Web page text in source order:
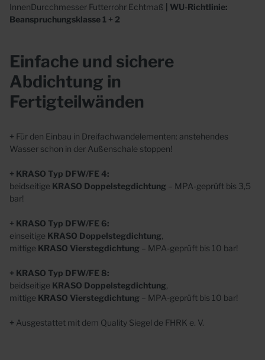
InnenDurcchmesser Futterrohr Echtmaß
| WU-Richtlinie:
Beanspruchungsklasse 1 + 2
Einfache und sichere
Abdichtung in
Fertigteilwänden
+ Für den Einbau in Dreifachwandelementen: anstehendes
Wasser schon in der Außenschale stoppen!
+ KRASO Typ DFW/FE 4:
beidseitige KRASO Doppelstegdichtung – MPA-geprüft bis 3,5
bar!
+ KRASO Typ DFW/FE 6:
einseitige KRASO Doppelstegdichtung,
mittige KRASO Vierstegdichtung – MPA-geprüft bis 10 bar!
+ KRASO Typ DFW/FE 8:
beidseitige KRASO Doppelstegdichtung,
mittige KRASO Vierstegdichtung – MPA-geprüft bis 10 bar!
+ Ausgestattet mit dem Quality Siegel de FHRK e. V.